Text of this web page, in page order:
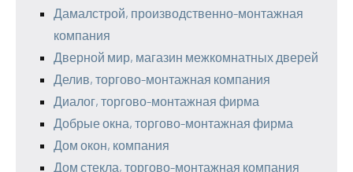
Дамалстрой, производственно-монтажная
компания
Дверной мир, магазин межкомнатных дверей
Делив, торгово-монтажная компания
Диалог, торгово-монтажная фирма
Добрые окна, торгово-монтажная фирма
Дом окон, компания
Дом стекла, торгово-монтажная компания